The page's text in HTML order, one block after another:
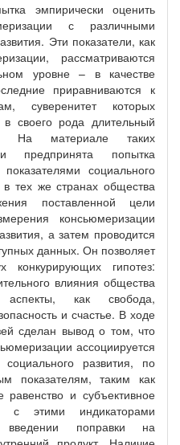
эмпирически оценить
с различными
Эти показатели, как
рассматриваются
уровне – в качестве
приравниваются к
суверенитет которых
своего рода длительный
На материале таких
предпринята попытка
социального
в тех же странах общества
поставленной цели
консьюмеризации
а затем проводится
данных. Он позволяет
конкурирующих гипотез:
влияния общества
как свобода,
и счастье. В ходе
сделан вывод о том, что
ассоциируется
развития, по
показателям, таким как
равенство и субъективное
с этими индикаторами
поправки на